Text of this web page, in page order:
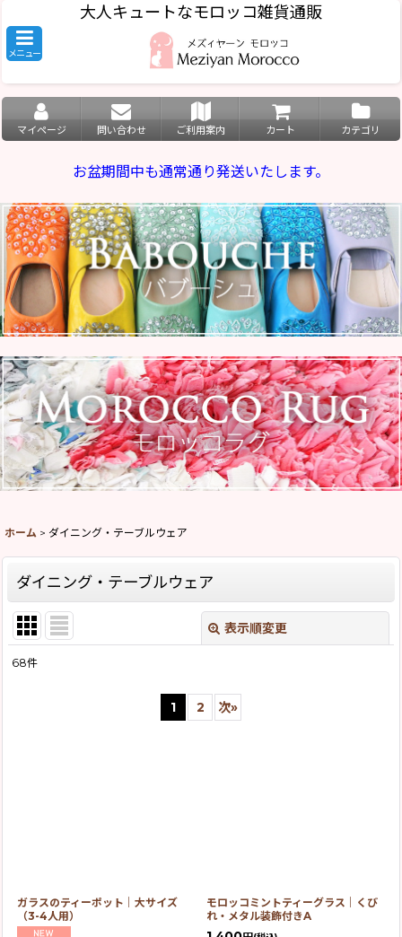
大人キュートなモロッコ雑貨通販
メニュー
マイページ 問い合わせ ご利用案内 カート カテゴリ
お盆期間中も通常通り発送いたします。
ホーム > ダイニング・テーブルウェア
ダイニング・テーブルウェア
表示順変更
サブカテゴリ
68件
1 2 次»
ガラスのティーポット｜大サイズ
（3-4人用）
モロッコミントティーグラス｜くび
れ・メタル装飾付きA